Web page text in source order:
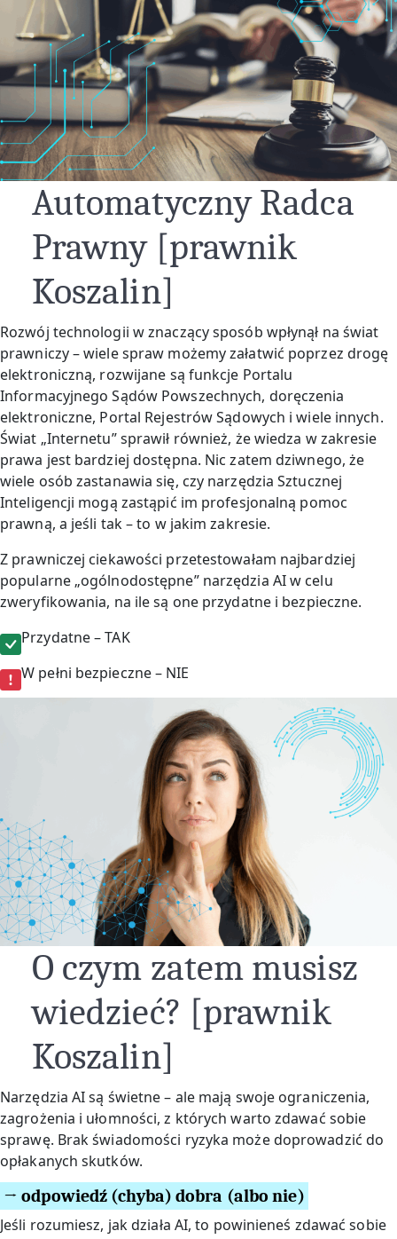
Automatyczny Radca
Prawny [prawnik
Koszalin]
Rozwój technologii w znaczący sposób wpłynął na świat
prawniczy – wiele spraw możemy załatwić poprzez drogę
elektroniczną, rozwijane są funkcje Portalu
Informacyjnego Sądów Powszechnych, doręczenia
elektroniczne, Portal Rejestrów Sądowych i wiele innych.
Świat „Internetu” sprawił również, że wiedza w zakresie
prawa jest bardziej dostępna. Nic zatem dziwnego, że
wiele osób zastanawia się, czy narzędzia Sztucznej
Inteligencji mogą zastąpić im profesjonalną pomoc
prawną, a jeśli tak – to w jakim zakresie.
Z prawniczej ciekawości przetestowałam najbardziej
popularne „ogólnodostępne” narzędzia AI w celu
zweryfikowania, na ile są one przydatne i bezpieczne.
Przydatne – TAK
W pełni bezpieczne – NIE
O czym zatem musisz
wiedzieć? [prawnik
Koszalin]
Narzędzia AI są świetne – ale mają swoje ograniczenia,
zagrożenia i ułomności, z których warto zdawać sobie
sprawę. Brak świadomości ryzyka może doprowadzić do
opłakanych skutków.
→ odpowiedź (chyba) dobra (albo nie)
Jeśli rozumiesz, jak działa AI, to powinieneś zdawać sobie